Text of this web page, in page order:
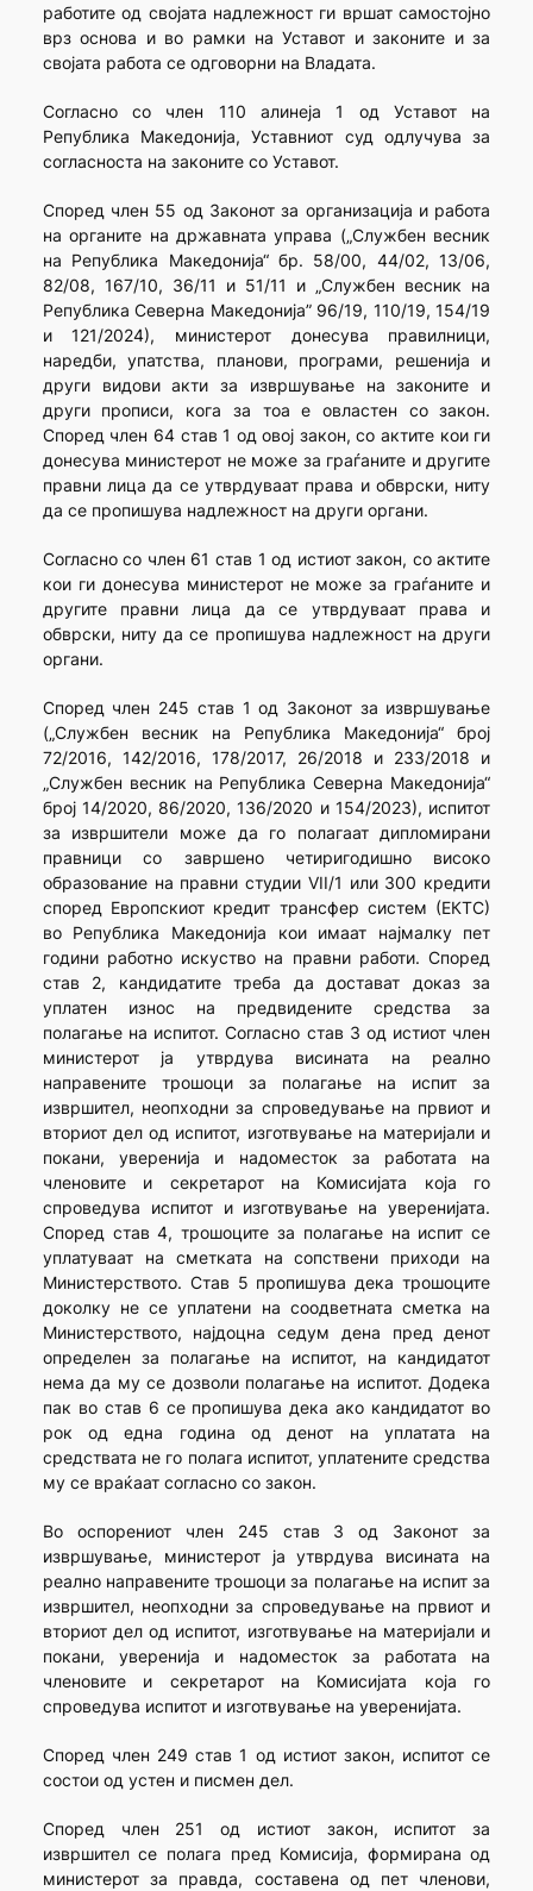
работите од својата надлежност ги вршат самостојно
врз основа и во рамки на Уставот и законите и за
својата работа се одговорни на Владата.
Согласно со член 110 алинеja 1 од Уставот на
Република Македонија, Уставниот суд одлучува за
согласноста на законите со Уставот.
Според член 55 од Законот за организација и работа
на органите на државната управа („Службен весник
на Република Македонија“ бр. 58/00, 44/02, 13/06,
82/08, 167/10, 36/11 и 51/11 и „Службен весник на
Република Северна Македонија” 96/19, 110/19, 154/19
и 121/2024), министерот донесува правилници,
наредби, упатства, планови, програми, решенија и
други видови акти за извршување на законите и
други прописи, кога за тоа е овластен со закон.
Според член 64 став 1 од овој закон, со актите кои ги
донесува министерот не може за граѓаните и другите
правни лица да се утврдуваат права и обврски, ниту
да се пропишува надлежност на други органи.
Согласно со член 61 став 1 од истиот закон, со актите
кои ги донесува министерот не може за граѓаните и
другите правни лица да се утврдуваат права и
обврски, ниту да се пропишува надлежност на други
органи.
Според член 245 став 1 од Законот за извршување
(„Службен весник на Република Македонија“ број
72/2016, 142/2016, 178/2017, 26/2018 и 233/2018 и
„Службен весник на Република Северна Македонија“
број 14/2020, 86/2020, 136/2020 и 154/2023), испитот
за извршители може да го полагаат дипломирани
правници со завршено четиригодишно високо
образование на правни студии VII/1 или 300 кредити
според Европскиот кредит трансфер систем (ЕКТС)
во Република Македонија кои имаат најмалку пет
години работно искуство на правни работи. Според
став 2, кандидатите треба да достават доказ за
уплатен износ на предвидените средства за
полагање на испитот. Согласно став 3 од истиот член
министерот ја утврдува висината на реално
направените трошоци за полагање на испит за
извршител, неопходни за спроведување на првиот и
вториот дел од испитот, изготвување на материјали и
покани, уверенија и надоместок за работата на
членовите и секретарот на Комисијата која го
спроведува испитот и изготвување на уверенијата.
Според став 4, трошоците за полагање на испит се
уплатуваат на сметката на сопствени приходи на
Министерството. Став 5 пропишува дека трошоците
доколку не се уплатени на соодветната сметка на
Министерството, најдоцна седум дена пред денот
определен за полагање на испитот, на кандидатот
нема да му се дозволи полагање на испитот. Додека
пак во став 6 се пропишува дека ако кандидатот во
рок од една година од денот на уплатата на
средствата не го полага испитот, уплатените средства
му се враќаат согласно со закон.
Во оспорениот член 245 став 3 од Законот за
извршување, министерот ја утврдува висината на
реално направените трошоци за полагање на испит за
извршител, неопходни за спроведување на првиот и
вториот дел од испитот, изготвување на материјали и
покани, уверенија и надоместок за работата на
членовите и секретарот на Комисијата која го
спроведува испитот и изготвување на уверенијата.
Според член 249 став 1 од истиот закон, испитот се
состои од устен и писмен дел.
Според член 251 од истиот закон, испитот за
извршител ce полага пред Комисија, формирана од
министерот за правда, составена од пет членови,